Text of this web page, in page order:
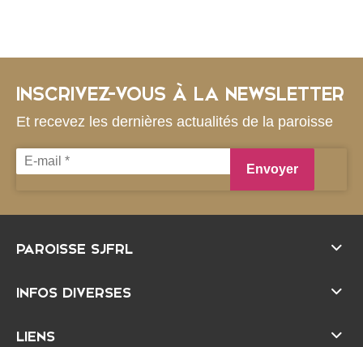
INSCRIVEZ-VOUS À LA NEWSLETTER
Et recevez les dernières actualités de la paroisse
E-
mail
PAROISSE SJFRL
INFOS DIVERSES
LIENS